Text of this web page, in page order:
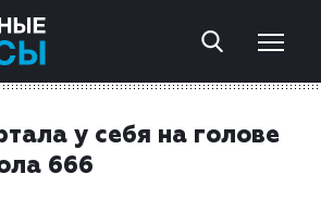
у себя на голове
666